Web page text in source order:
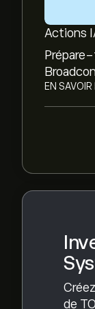
Actions
EN SAVOIR
de
pour
Les